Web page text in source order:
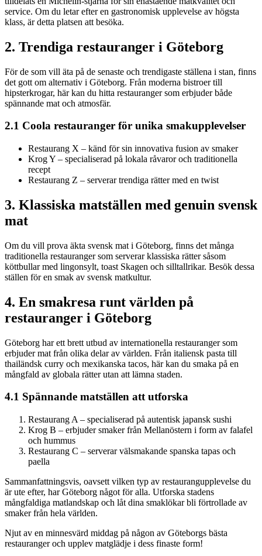
service. Om du letar efter en gastronomisk upplevelse av högsta
klass, är detta platsen att besöka.
2. Trendiga restauranger i Göteborg
För de som vill äta på de senaste och trendigaste ställena i stan, finns
det gott om alternativ i Göteborg. Från moderna bistroer till
hipsterkrogar, här kan du hitta restauranger som erbjuder både
spännande mat och atmosfär.
2.1 Coola restauranger för unika smakupplevelser
Restaurang X – känd för sin innovativa fusion av smaker
Krog Y – specialiserad på lokala råvaror och traditionella
recept
Restaurang Z – serverar trendiga rätter med en twist
3. Klassiska matställen med genuin svensk
mat
Om du vill prova äkta svensk mat i Göteborg, finns det många
traditionella restauranger som serverar klassiska rätter såsom
köttbullar med lingonsylt, toast Skagen och silltallrikar. Besök dessa
ställen för en smak av svensk matkultur.
4. En smakresa runt världen på
restauranger i Göteborg
Göteborg har ett brett utbud av internationella restauranger som
erbjuder mat från olika delar av världen. Från italiensk pasta till
thailändsk curry och mexikanska tacos, här kan du smaka på en
mångfald av globala rätter utan att lämna staden.
4.1 Spännande matställen att utforska
Restaurang A – specialiserad på autentisk japansk sushi
Krog B – erbjuder smaker från Mellanöstern i form av falafel
och hummus
Restaurang C – serverar välsmakande spanska tapas och
paella
Sammanfattningsvis, oavsett vilken typ av restaurangupplevelse du
är ute efter, har Göteborg något för alla. Utforska stadens
mångfaldiga matlandskap och låt dina smaklökar bli förtrollade av
smaker från hela världen.
Njut av en minnesvärd middag på någon av Göteborgs bästa
restauranger och upplev matglädje i dess finaste form!